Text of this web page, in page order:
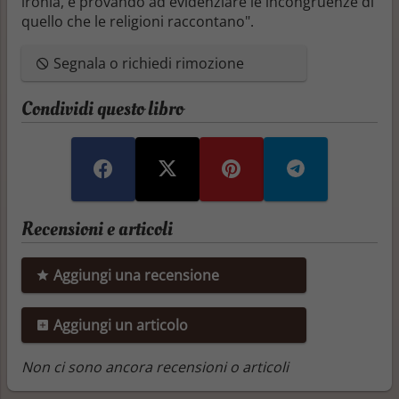
quello che le religioni raccontano".
Segnala o richiedi rimozione
Condividi questo libro
Recensioni e articoli
Aggiungi una recensione
Aggiungi un articolo
Non ci sono ancora recensioni o articoli